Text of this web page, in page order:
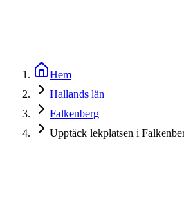
Hem
Hallands län
Falkenberg
Upptäck lekplatsen i